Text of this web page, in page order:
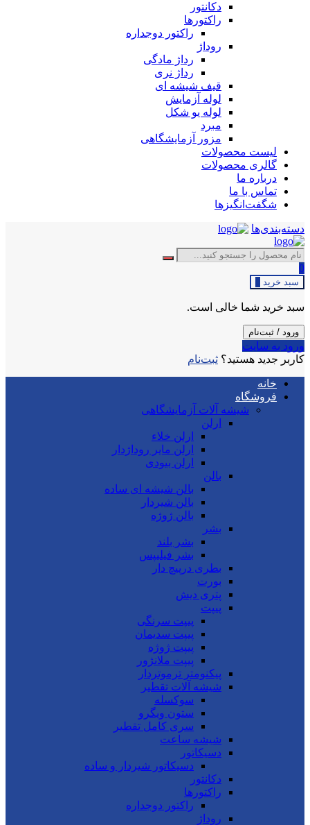
دکانتور
راکتورها
راکتور دوجداره
روداژ
رداژ مادگی
رداژ نری
قیف شیشه ای
لوله آزمایش
لوله یو شکل
مبرد
مزور آزمایشگاهی
لیست محصولات
گالری محصولات
درباره ما
تماس با ما
شگفت‌انگیزها
دسته‌بندی‌ها
0
سبد خرید
سبد خرید شما خالی است.
ورود / ثبت‌نام
ورود به سایت
کاربر جدید هستید؟ ثبت‌نام
خانه
فروشگاه
شیشه آلات آزمایشگاهی
ارلن
ارلن خلاء
ارلن مایر روداژدار
ارلن بیودی
بالن
بالن شیشه ای ساده
بالن شیردار
بالن ژوژه
بشر
بشر بلند
بشر فیلیپس
بطری درپیچ دار
بورت
پتری دیش
پیپت
پیپت سرنگی
پیپت سدیمان
پیپت ژوژه
پیپت ملانژور
پیکنومتر ترموتردار
شیشه آلات تقطیر
سوکسله
ستون ویگرو
سری کامل تقطیر
شیشه ساعت
دسیکاتور
دسیکاتور شیردار و ساده
دکانتور
راکتورها
راکتور دوجداره
روداژ